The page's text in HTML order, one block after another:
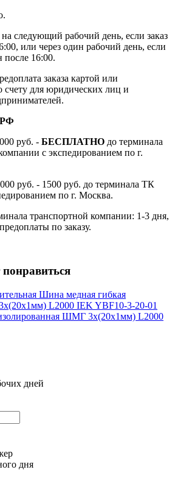
на следующий рабочий день, если заказ
или через один рабочий день, если
после 16:00.
заказа картой или
счету для юридических лиц и
РФ
руб. - БЕСПЛАТНО до терминала
с экспедированием по г.
000 руб. - 1500 руб. до терминала ТК
по г. Москва.
транспортной компании: 1-3 дня,
по заказу.
ШМГ 3х(20х1мм) L2000
дней
дня